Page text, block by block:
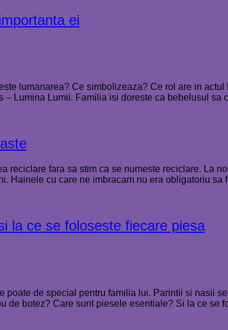
ei
lumanarea? Ce simbolizeaza? Ce rol are in
– Lumina Lumii. Familia isi doreste ca bebelusul
reciclare fara sa stim ca se numeste reciclare. La
Hainele cu care ne imbracam nu era obligatoriu sa
la ce se foloseste fiecare piesa
poate de special pentru familia lui. Parintii si nasii
de botez? Care sunt piesele esentiale? Si la ce se